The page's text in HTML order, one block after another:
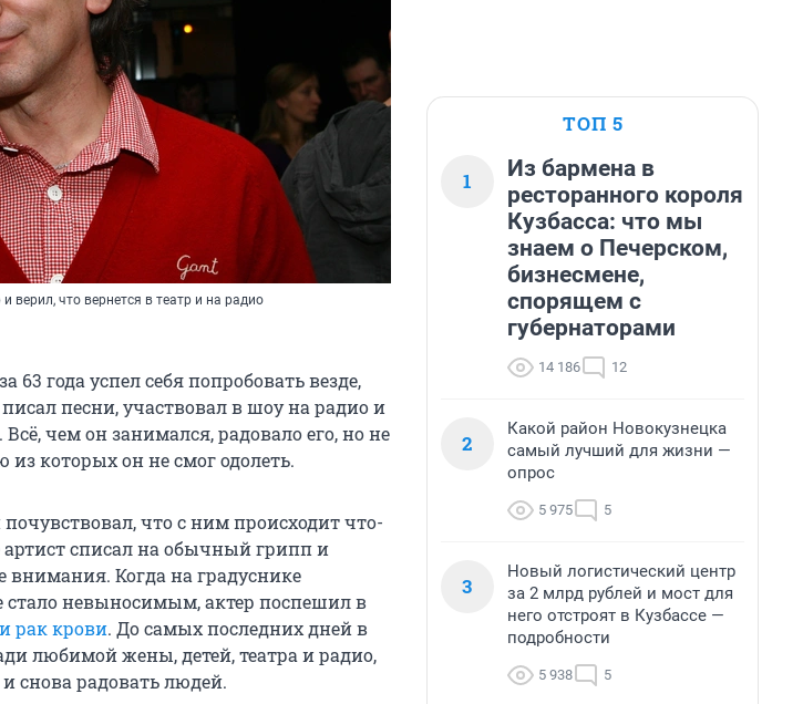
верил, что вернется в театр и на радио
63 года успел себя попробовать везде,
песни, участвовал в шоу на радио и
чем он занимался, радовало его, но не
которых он не смог одолеть.
что с ним происходит что-
артист списал на обычный грипп и
внимания. Когда на градуснике
стало невыносимым, актер поспешил в
рак крови. До самых последних дней в
любимой жены, детей, театра и радио,
снова радовать людей.
ТОП 5
1
Из бармена в
ресторанного короля
Кузбасса: что мы
знаем о Печерском,
бизнесмене,
спорящем с
губернаторами
14 186 12
2
Какой район Новокузнецка
самый лучший для жизни —
опрос
5 975 5
3
Новый логистический центр
за 2 млрд рублей и мост для
него отстроят в Кузбассе —
подробности
5 938 5